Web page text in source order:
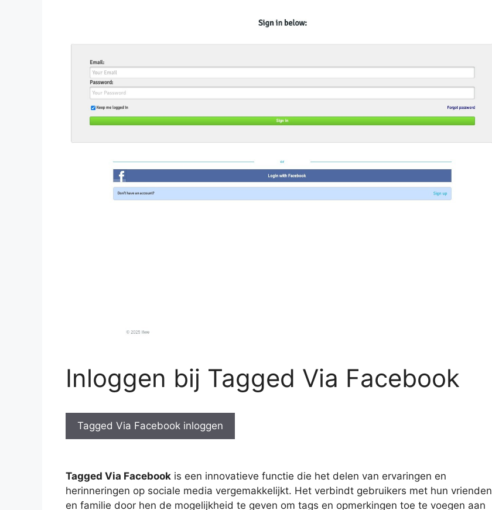
Inloggen bij Tagged Via Facebook
Tagged Via Facebook inloggen
Tagged Via Facebook is een innovatieve functie die het delen van ervaringen en
herinneringen op sociale media vergemakkelijkt. Het verbindt gebruikers met hun vrienden
en familie door hen de mogelijkheid te geven om tags en opmerkingen toe te voegen aan